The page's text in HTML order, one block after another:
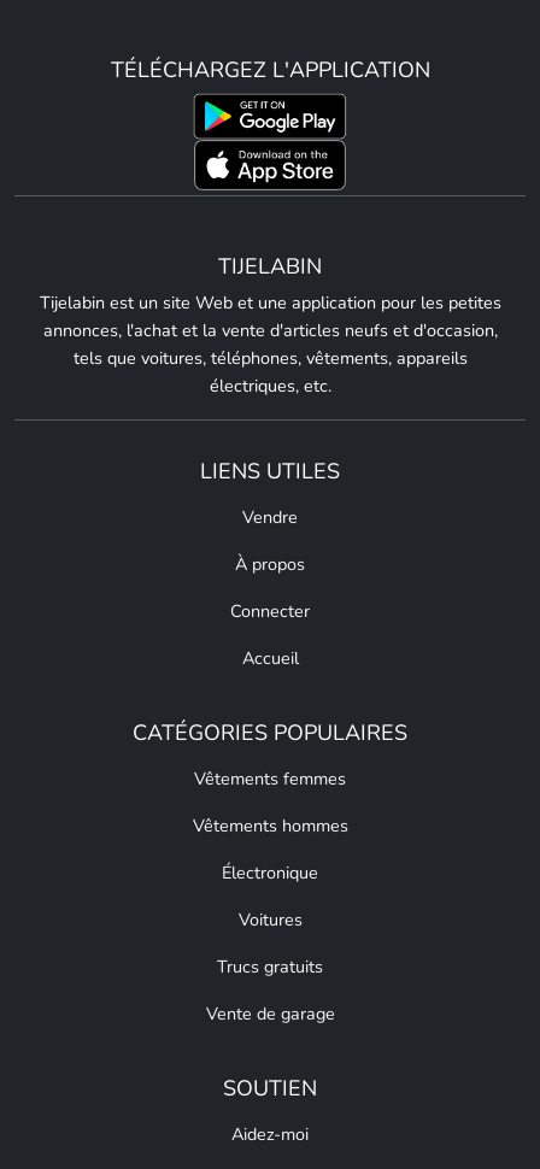
TÉLÉCHARGEZ L'APPLICATION
TIJELABIN
Tijelabin est un site Web et une application pour les petites
annonces, l'achat et la vente d'articles neufs et d'occasion,
tels que voitures, téléphones, vêtements, appareils
électriques, etc.
LIENS UTILES
Vendre
À propos
Connecter
Accueil
CATÉGORIES POPULAIRES
Vêtements femmes
Vêtements hommes
Électronique
Voitures
Trucs gratuits
Vente de garage
SOUTIEN
Aidez-moi